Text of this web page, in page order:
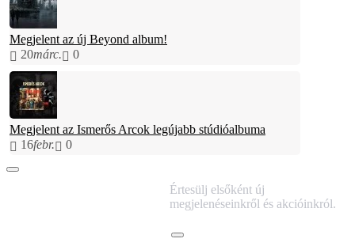
Megjelent az új Beyond album!
20márc. 0
Megjelent az Ismerős Arcok legújabb stúdióalbuma
16febr. 0
Értesülj elsőként új
megjelenéseinkről és akcióinkról.